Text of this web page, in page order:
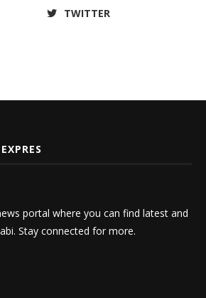
TWITTER
portal where you can find latest and
Stay connected for more.